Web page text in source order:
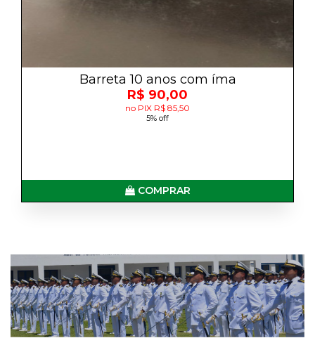
Barreta 10 anos com íma
R$ 90,00
no PIX R$ 85,50
5% off
COMPRAR